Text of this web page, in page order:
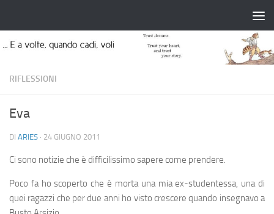
RIFLESSIONI
Eva
DI ARIES · 24 GIUGNO 2011
Ci sono notizie che è difficilissimo sapere come prendere.
Poco fa ho scoperto che è morta una mia ex-studentessa, una di
quei ragazzi che per due anni ho visto crescere quando insegnavo a